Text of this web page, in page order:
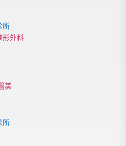
所
形外科
美
所